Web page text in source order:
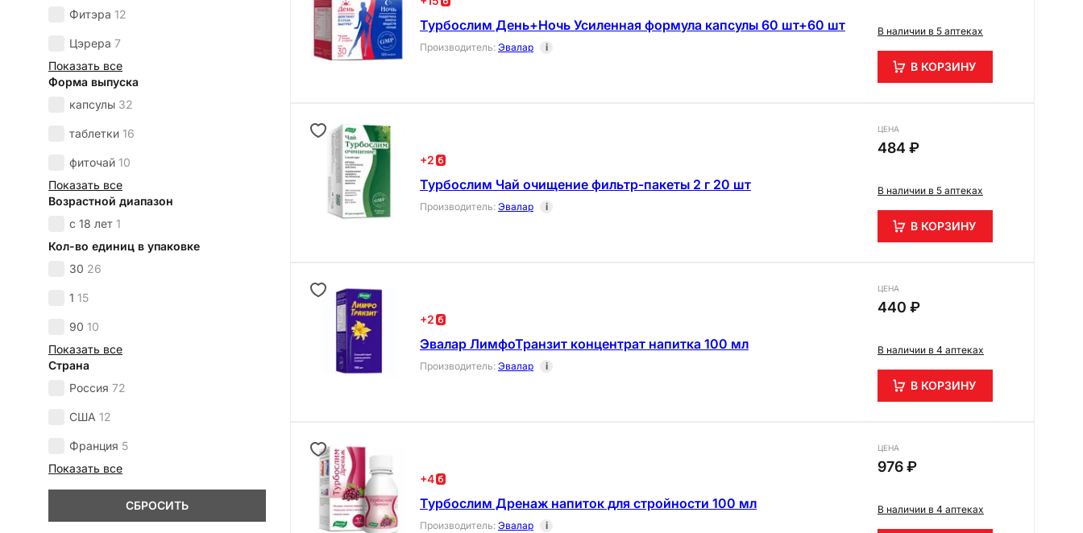
Фитэра 12
Цэрера 7
Показать все
Форма выпуска
капсулы 32
таблетки 16
фиточай 10
Показать все
Возрастной диапазон
с 18 лет 1
Кол-во единиц в упаковке
30 26
1 15
90 10
Показать все
Страна
Россия 72
США 12
Франция 5
Показать все
СБРОСИТЬ
Турбослим День+Ночь Усиленная формула капсулы 60 шт+60 шт
Производитель: Эвалар i
В наличии в 5 аптеках
В КОРЗИНУ
+2
Турбослим Чай очищение фильтр-пакеты 2 г 20 шт
Производитель: Эвалар i
ЦЕНА
484 ₽
В наличии в 5 аптеках
В КОРЗИНУ
+2
Эвалар ЛимфоТранзит концентрат напитка 100 мл
Производитель: Эвалар i
ЦЕНА
440 ₽
В наличии в 4 аптеках
В КОРЗИНУ
+4
Турбослим Дренаж напиток для стройности 100 мл
Производитель: Эвалар i
ЦЕНА
976 ₽
В наличии в 4 аптеках